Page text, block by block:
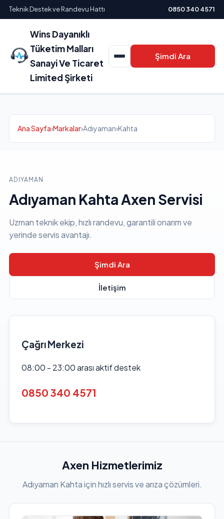
Teknik Destek ve Randevu Hattı 0850 340 4571
Wins Dayanıklı
Tüketim Malları
Sanayi Ve Ticaret
Limited Şirketi
Şimdi Ara
Ana Sayfa›Markalar›Adıyaman›Kahta
ADIYAMAN
Adıyaman Kahta Axen Servisi
Uzman teknik ekip, hızlı randevu, garantili onarım ve
yerinde servis avantajı.
Şimdi Ara
İletişim
Çağrı Merkezi
08:00 - 23:00 arası aktif destek
0850 340 4571
Axen Hizmetlerimiz
Adıyaman Kahta için hızlı servis ve arıza çözümleri.